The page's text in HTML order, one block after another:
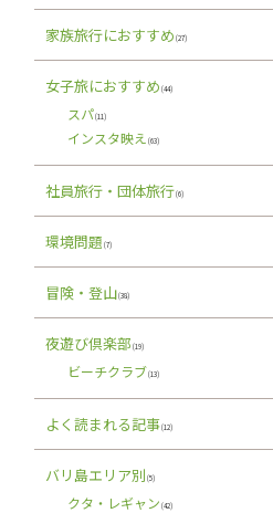
家族旅行におすすめ (27)
女子旅におすすめ (44)
スパ(11)
インスタ映え (63)
社員旅行・団体旅行(6)
環境問題 (7)
冒険・登山(38)
夜遊び倶楽部 (19)
ビーチクラブ(13)
よく読まれる記事(12)
バリ島エリア別 (5)
クタ・レギャン (42)